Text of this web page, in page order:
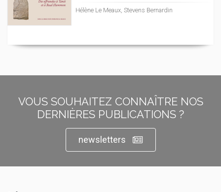
Hélène Le Meaux, Stevens Bernardin
VOUS SOUHAITEZ CONNAÎTRE NOS
DERNIÈRES PUBLICATIONS ?
newsletters